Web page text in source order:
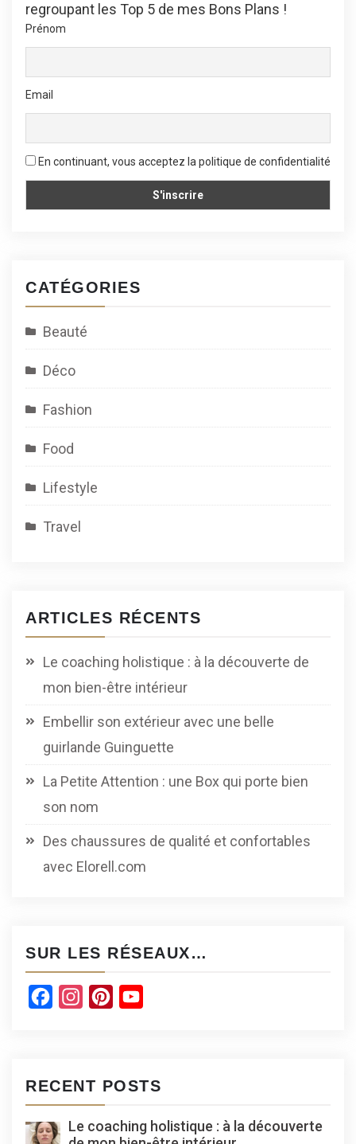
regroupant les Top 5 de mes Bons Plans !
Prénom
Email
En continuant, vous acceptez la politique de confidentialité
CATÉGORIES
Beauté
Déco
Fashion
Food
Lifestyle
Travel
ARTICLES RÉCENTS
Le coaching holistique : à la découverte de
mon bien-être intérieur
Embellir son extérieur avec une belle
guirlande Guinguette
La Petite Attention : une Box qui porte bien
son nom
Des chaussures de qualité et confortables
avec Elorell.com
SUR LES RÉSEAUX…
FacebookInstagramPinterest
RECENT POSTS
Le coaching holistique : à la découverte